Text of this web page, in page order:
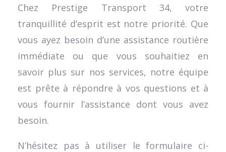
Chez Prestige Transport 34, votre
tranquillité d’esprit est notre priorité. Que
vous ayez besoin d’une assistance routière
immédiate ou que vous souhaitiez en
savoir plus sur nos services, notre équipe
est prête à répondre à vos questions et à
vous fournir l’assistance dont vous avez
besoin.
N’hésitez pas à utiliser le formulaire ci-